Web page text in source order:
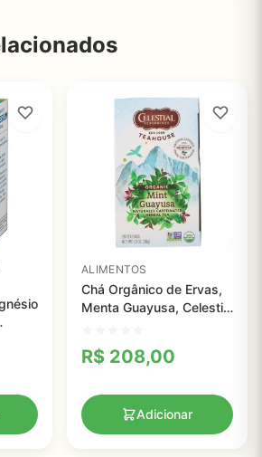
ALIMENTOS
Chá Orgânico de Ervas,
Menta Guayusa, Celestial
R$ 208,00
Adicionar